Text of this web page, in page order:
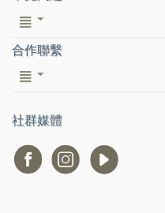
合作聯繫
社群媒體